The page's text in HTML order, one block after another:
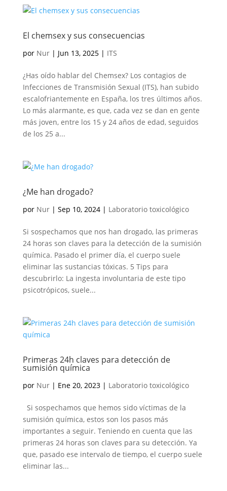
El chemsex y sus consecuencias
por Nur| Jun 13, 2025| ITS
¿Has oído hablar del Chemsex? Los contagios de
Infecciones de Transmisión Sexual (ITS), han subido
escalofriantemente en España, los tres últimos años.
Lo más alarmante, es que, cada vez se dan en gente
más joven, entre los 15 y 24 años de edad, seguidos
de los 25 a...
¿Me han drogado?
por Nur| Sep 10, 2024| Laboratorio toxicológico
Si sospechamos que nos han drogado, las primeras
24 horas son claves para la detección de la sumisión
química. Pasado el primer día, el cuerpo suele
eliminar las sustancias tóxicas. 5 Tips para
descubrirlo: La ingesta involuntaria de este tipo
psicotrópicos, suele...
Primeras 24h claves para detección de
sumisión química
por Nur| Ene 20, 2023| Laboratorio toxicológico
Si sospechamos que hemos sido víctimas de la
sumisión química, estos son los pasos más
importantes a seguir. Teniendo en cuenta que las
primeras 24 horas son claves para su detección. Ya
que, pasado ese intervalo de tiempo, el cuerpo suele
eliminar las...